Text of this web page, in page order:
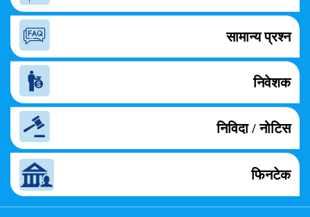
सामान्य प्रश्न
निवेशक
निविदा / नोटिस
फिनटेक